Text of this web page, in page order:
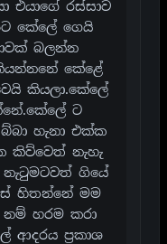
එයාගේ රස්සාව
කේලේ ගෙයි
බලන්න
කේළේ
කියලා.කේලේ
ට
හැනා එක්ක
කිව්වෙත් නැහැ
නැටුමටවත් ගියේ
හිතන්නේ මම
හරම කරා
ආදරය ප්‍රකාශ